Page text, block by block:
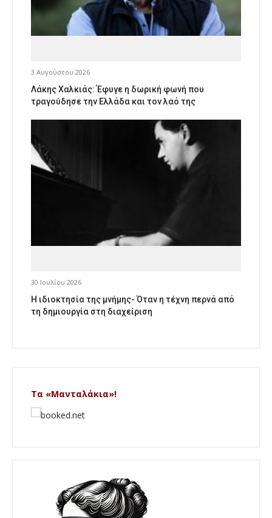
3 Αυγούστου 2026
Λάκης Χαλκιάς: Έφυγε η δωρική φωνή που
τραγούδησε την Ελλάδα και τον λαό της
30 Ιουλίου 2026
Η ιδιοκτησία της μνήμης- Όταν η τέχνη περνά από
τη δημιουργία στη διαχείριση
Τα «Μανταλάκια»!